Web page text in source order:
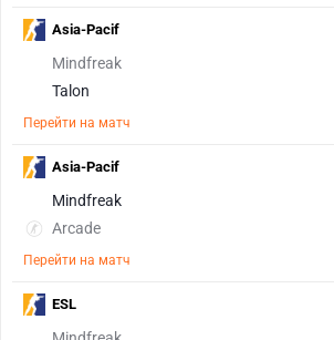
Mindfreak
Talon
Перейти на матч
Asia-Pacif
Mindfreak
Arcade
Перейти на матч
Asia-Pacif
ESL